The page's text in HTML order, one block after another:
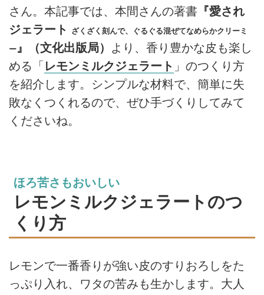
さん。本記事では、本間さんの著書 『愛され
ジェラート
ざくざく刻んで、ぐるぐる混ぜてなめらかクリーミ
ー』（文化出版局）
より、香り豊かな皮も楽し
める「 レモンミルクジェラート 」のつくり方
を紹介します。シンプルな材料で、簡単に失
敗なくつくれるので、ぜひ手づくりしてみて
くださいね。
ほろ苦さもおいしい
レモンミルクジェラートのつ
くり方
レモンで一番香りが強い皮のすりおろしをた
っぷり入れ、ワタの苦みも生かします。大人